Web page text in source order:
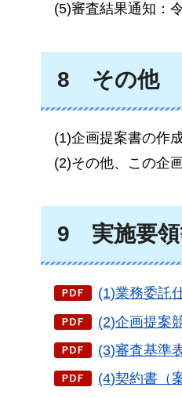
(5)審査結果通知：
8 その他
(1)企画提案書の作
(2)その他、この企
9 実施要
(1)業務委託
(2)企画提案
(3)審査基準
(4)契約書（